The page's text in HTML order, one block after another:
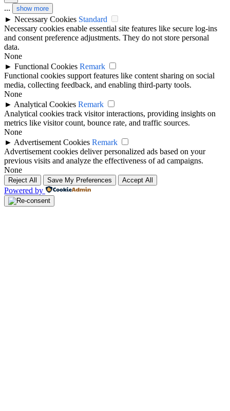
... show more
► Necessary Cookies Standard
Necessary cookies enable essential site features like secure log-ins
and consent preference adjustments. They do not store personal
data.
None
► Functional Cookies Remark
Functional cookies support features like content sharing on social
media, collecting feedback, and enabling third-party tools.
None
► Analytical Cookies Remark
Analytical cookies track visitor interactions, providing insights on
metrics like visitor count, bounce rate, and traffic sources.
None
► Advertisement Cookies Remark
Advertisement cookies deliver personalized ads based on your
previous visits and analyze the effectiveness of ad campaigns.
None
Reject All Save My Preferences Accept All
Powered by